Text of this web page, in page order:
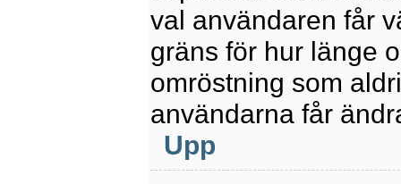
val användaren får
gräns för hur länge
omröstning som
användarna får
Upp